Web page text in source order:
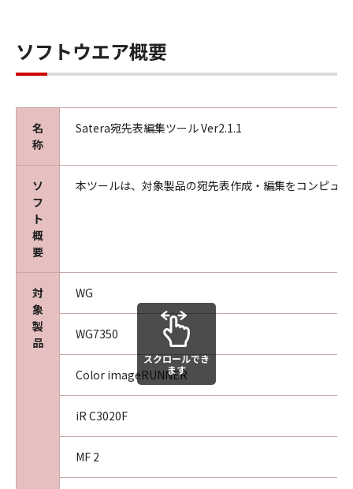
ソフトウエア概要
名
称
Satera宛先表編集ツール Ver2.1.1
ソ
フ
ト
概
要
本ツールは、対象製品の宛先表作成・編集をコンピュ
対
象
製
品
WG
WG7350
Color imageRUNNER
iR C3020F
MF 2
スクロールでき
ます